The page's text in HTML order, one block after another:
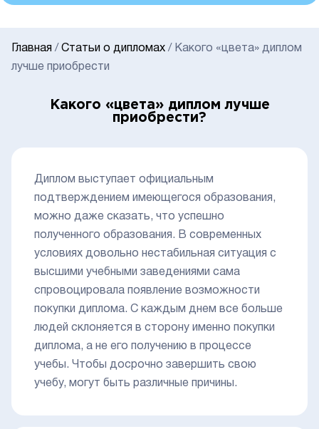
Главная / Статьи о дипломах / Какого «цвета» диплом
лучше приобрести
Какого «цвета» диплом лучше
приобрести?
Диплом выступает официальным
подтверждением имеющегося образования,
можно даже сказать, что успешно
полученного образования. В современных
условиях довольно нестабильная ситуация с
высшими учебными заведениями сама
спровоцировала появление возможности
покупки диплома. С каждым днем все больше
людей склоняется в сторону именно покупки
диплома, а не его получению в процессе
учебы. Чтобы досрочно завершить свою
учебу, могут быть различные причины.